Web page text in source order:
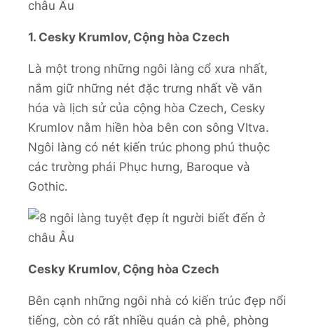
1. Cesky Krumlov, Cộng hòa Czech
Là một trong những ngôi làng cổ xưa nhất,
nắm giữ những nét đặc trưng nhất về văn
hóa và lịch sử của cộng hòa Czech, Cesky
Krumlov nằm hiền hòa bên con sông Vltva.
Ngôi làng có nét kiến trúc phong phú thuộc
các trường phái Phục hưng, Baroque và
Gothic.
Cesky Krumlov, Cộng hòa Czech
Bên cạnh những ngôi nhà có kiến trúc đẹp nổi
tiếng, còn có rất nhiều quán cà phê, phòng